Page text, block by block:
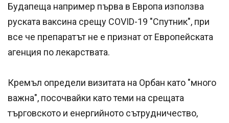
Будапеща например първа в Европа използва
руската ваксина срещу COVID-19 "Спутник", при
все че препаратът не е признат от Европейската
агенция по лекарствата.
Кремъл определи визитата на Орбан като "много
важна", посочвайки като теми на срещата
търговското и енергийното сътрудничество,